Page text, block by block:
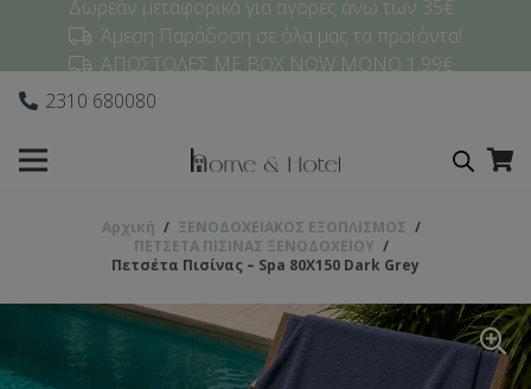
Δωρεάν μεταφορικά για αγορές άνω των 35€
Άμεση Παράδοση σε όλα μας τα προϊόντα!
ΑΠΟΣΤΟΛΕΣ ΜΕ BOX NOW ΜΟΝΟ 1,99€
2310 680080
Αρχική / ΞΕΝΟΔΟΧΕΙΑΚΟΣ ΕΞΟΠΛΙΣΜΟΣ /
ΠΕΤΣΕΤΑ ΠΙΣΙΝΑΣ ΞΕΝΟΔΟΧΕΙΟΥ /
Πετσέτα Πισίνας – Spa 80X150 Dark Grey